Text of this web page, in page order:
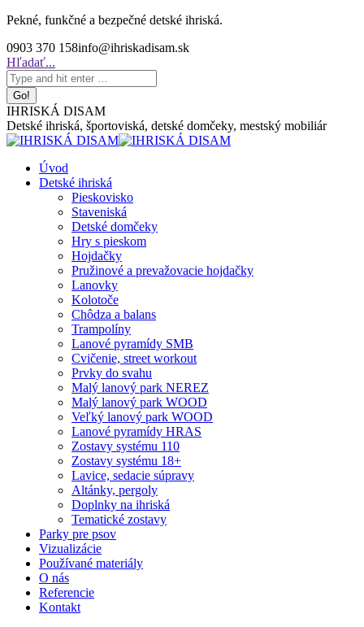
Skip
content
Pekné, funkčné a bezpečné detské ihriská.
0903 370 158info@ihriskadisam.sk
Search:
Hľadať...
IHRISKÁ DISAM
Detské ihriská, športoviská, detské domčeky, mestský mobiliár
Úvod
Detské ihriská
Pieskovisko
Staveniská
Detské domčeky
Hry s pieskom
Hojdačky
Pružinové a prevažovacie hojdačky
Lanovky
Kolotoče
Chôdza a balans
Trampolíny
Lanové pyramídy SMB
Cvičenie, street workout
Prvky do svahu
Malý lanový park NEREZ
Malý lanový park WOOD
Veľký lanový park WOOD
Lanové pyramídy HRAS
Zostavy systému 110
Zostavy systému 18+
Lavice, sedacie súpravy
Altánky, pergoly
Doplnky na ihriská
Tematické zostavy
Parky pre psov
Vizualizácie
Používané materiály
O nás
Referencie
Kontakt